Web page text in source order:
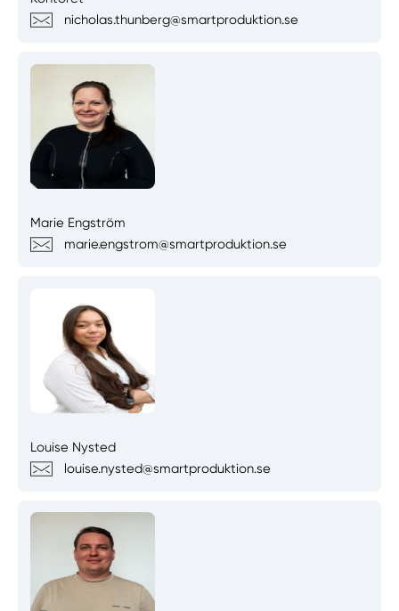
nicholas.thunberg@smartproduktion.se
Marie Engström
marie.engstrom@smartproduktion.se
Louise Nysted
louise.nysted@smartproduktion.se